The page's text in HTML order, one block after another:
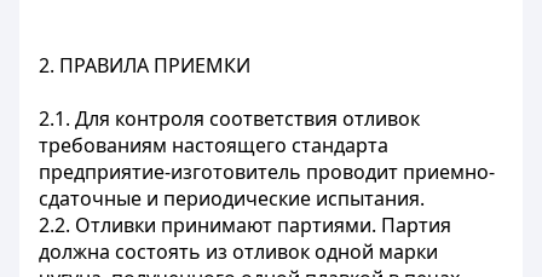
2. ПРАВИЛА ПРИЕМКИ
2.1. Для контроля соответствия отливок
требованиям настоящего стандарта
предприятие-изготовитель проводит приемно-
сдаточные и периодические испытания.
2.2. Отливки принимают партиями. Партия
должна состоять из отливок одной марки